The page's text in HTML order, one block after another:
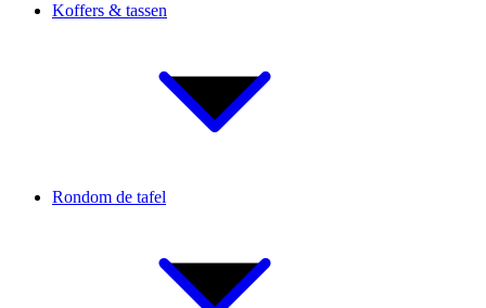
Koffers & tassen
Rondom de tafel